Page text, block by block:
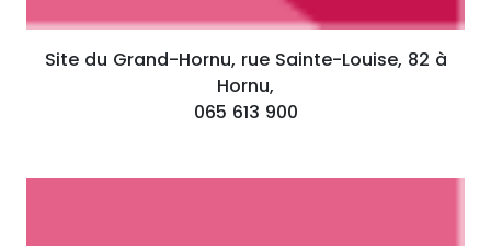
Site du Grand-Hornu, rue Sainte-Louise, 82 à
Hornu,
065 613 900